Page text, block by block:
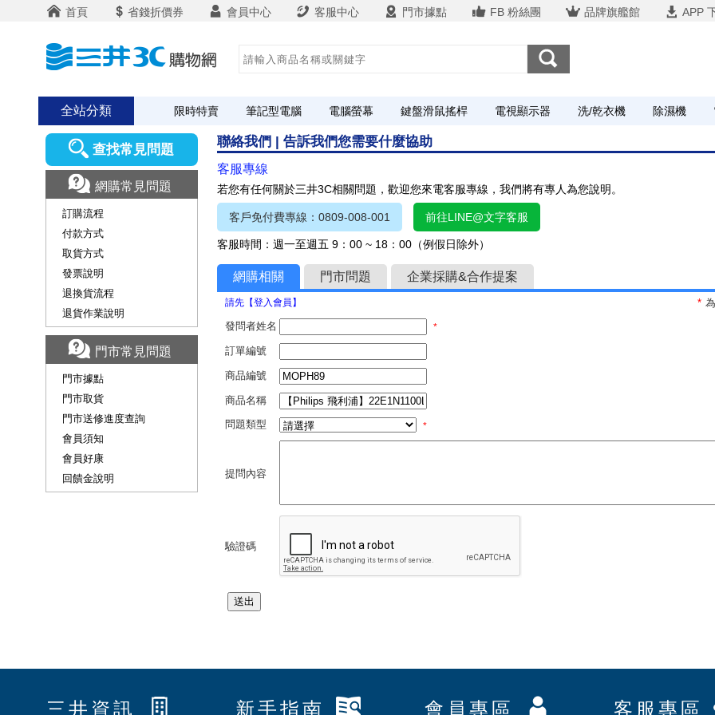
首頁 省錢折價券 會員中心 客服中心 門市據點 FB 粉絲團 品牌旗艦館 APP
全站分類 限時特賣 筆記型電腦 電腦螢幕 鍵盤滑鼠搖桿 電視顯示器 洗/乾衣機 除濕機
聯絡我們 | 告訴我們您需要什麼協助
客服專線
若您有任何關於三井3C相關問題，歡迎您來電客服專線，我們將有專人為您說明。
客戶免付費專線：0809-008-001 前往LINE@文字客服
客服時間：週一至週五 9：00 ~ 18：00（例假日除外）
網購相關 門市問題 企業採購&合作提案
請先【登入會員】 *
發問者姓名
*
訂單編號
商品編號
商品名稱
問題類型
*
提問內容
驗證碼
查找常見問題
網購常見問題
訂購流程
付款方式
取貨方式
發票說明
退換貨流程
退貨作業說明
門市常見問題
門市據點
門市取貨
門市送修進度查詢
會員須知
會員好康
回饋金說明
三井資訊 新手指南 會員專區 客服專區